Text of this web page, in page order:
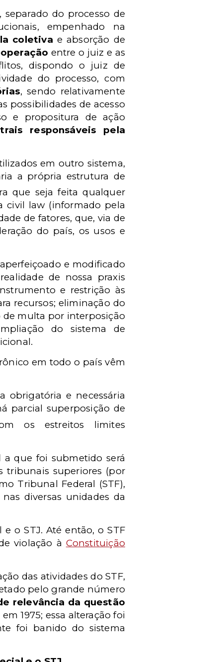
do processo de
empenhado na
coletiva e absorção de
entre o juiz e as
dispondo o juiz de
do processo, com
, sendo relativamente
possibilidades de acesso
e propositura de ação
responsáveis pela
em outro sistema,
a própria estrutura de
que seja feita qualquer
civil law (informado pela
de fatores, que, via de
do país, os usos e
e modificado
de nossa praxis
e restrição às
recursos; eliminação do
de multa por interposição
do sistema de
em todo o país vêm
obrigatória e necessária
parcial superposição de
os estreitos limites
a que foi submetido será
tribunais superiores (por
Tribunal Federal (STF),
diversas unidades da
o STJ. Até então, o STF
violação à Constituição
das atividades do STF,
pelo grande número
relevância da questão
em 1975; essa alteração foi
foi banido do sistema